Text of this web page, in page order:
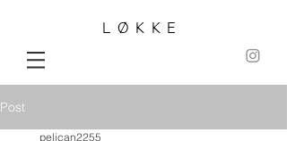
LØKKE
Post
pelican2255